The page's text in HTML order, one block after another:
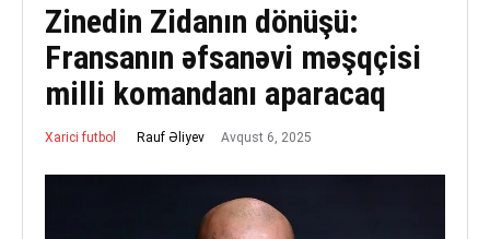
Zinedin Zidanın dönüşü:
Fransanın əfsanəvi məşqçisi
milli komandanı aparacaq
Xarici futbol Rauf Əliyev Avqust 6, 2025